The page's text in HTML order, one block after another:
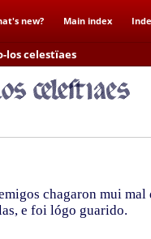
new? Main index
los celestïaes
chagaron mui mal
e foi lógo guarido.